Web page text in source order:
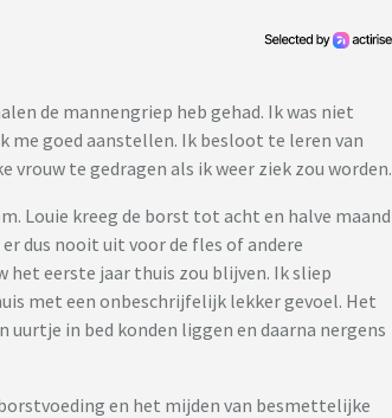
de mannengriep heb gehad. Ik was niet
me goed aanstellen. Ik besloot te leren van
te gedragen als ik weer ziek zou worden.
Louie kreeg de borst tot acht en halve maand
dus nooit uit voor de fles of andere
eerste jaar thuis zou blijven. Ik sliep
met een onbeschrijfelijk lekker gevoel. Het
uurtje in bed konden liggen en daarna nergens
en het mijden van besmettelijke